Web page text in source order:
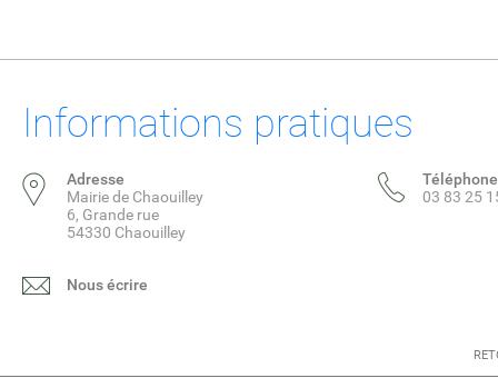
Informations pratiques
Adresse
Mairie de Chaouilley
6, Grande rue
54330 Chaouilley
Nous écrire
Téléphone
03 83 25